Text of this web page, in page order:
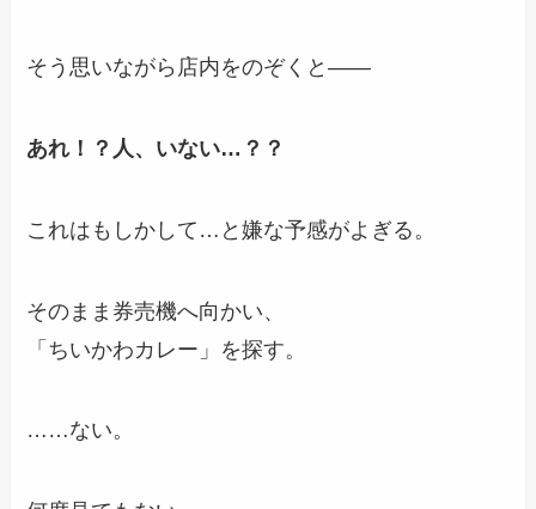
そう思いながら店内をのぞくと――
あれ！？人、いない…？？
これはもしかして…と嫌な予感がよぎる。
そのまま券売機へ向かい、
「ちいかわカレー」を探す。
……ない。